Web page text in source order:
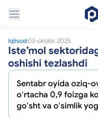
Iqtisod03-oktabr, 2025
Isteʼmol
oshishi tezlashdi
Sentabr oyida oziq-
oʻrtacha 0,9 foizga
goʻsht va oʻsimlik